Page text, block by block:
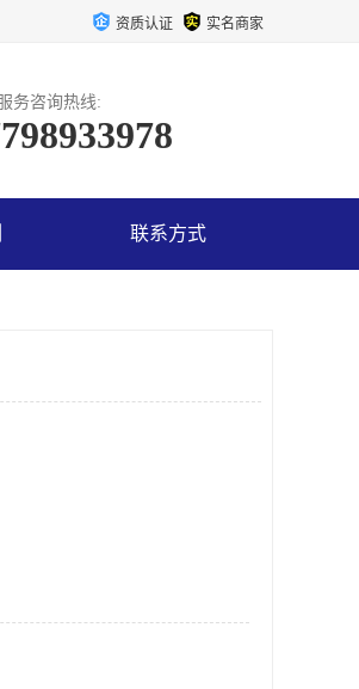
资质认证 实名商家
务咨询热线:
联系方式